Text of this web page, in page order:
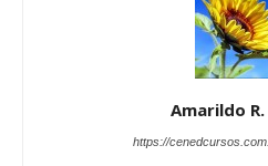
Amarildo
https://